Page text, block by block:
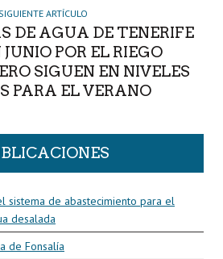
SIGUIENTE ARTÍCULO
DE AGUA DE TENERIFE
POR EL RIEGO
SIGUEN EN NIVELES
PARA EL VERANO
sistema de abastecimiento para el
desalada
de Fonsalía